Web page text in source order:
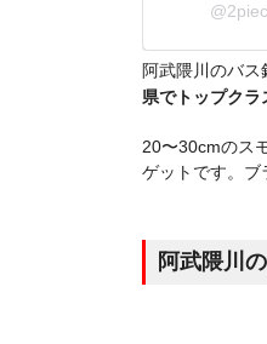
阿武隈川のバス
県でトップクラ
20〜30cmのス
ゲットです。ブ
阿武隈川